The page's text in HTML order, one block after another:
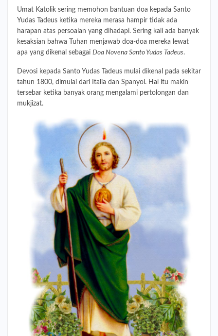
Umat Katolik sering memohon bantuan doa kepada Santo
Yudas Tadeus ketika mereka merasa hampir tidak ada
harapan atas persoalan yang dihadapi. Sering kali ada banyak
kesaksian bahwa Tuhan menjawab doa-doa mereka lewat
apa yang dikenal sebagai Doa Novena Santo Yudas Tadeus.
Devosi kepada Santo Yudas Tadeus mulai dikenal pada sekitar
tahun 1800, dimulai dari Italia dan Spanyol. Hal itu makin
tersebar ketika banyak orang mengalami pertolongan dan
mukjizat.